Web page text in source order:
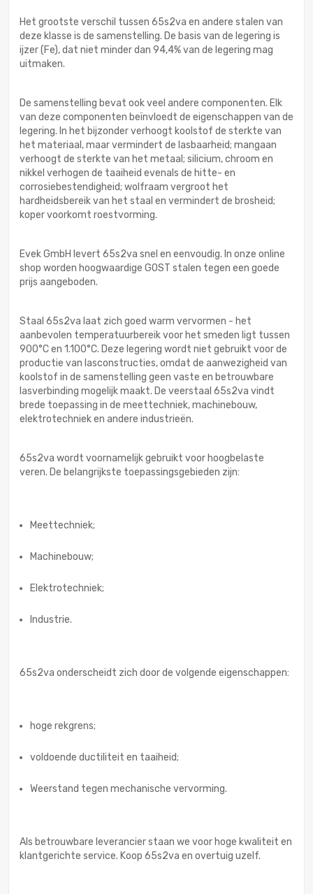
Het grootste verschil tussen 65s2va en andere stalen van
deze klasse is de samenstelling. De basis van de legering is
ijzer (Fe), dat niet minder dan 94,4% van de legering mag
uitmaken.
De samenstelling bevat ook veel andere componenten. Elk
van deze componenten beïnvloedt de eigenschappen van de
legering. In het bijzonder verhoogt koolstof de sterkte van
het materiaal, maar vermindert de lasbaarheid; mangaan
verhoogt de sterkte van het metaal; silicium, chroom en
nikkel verhogen de taaiheid evenals de hitte- en
corrosiebestendigheid; wolfraam vergroot het
hardheidsbereik van het staal en vermindert de brosheid;
koper voorkomt roestvorming.
Evek GmbH levert 65s2va snel en eenvoudig. In onze online
shop worden hoogwaardige GOST stalen tegen een goede
prijs aangeboden.
Staal 65s2va laat zich goed warm vervormen - het
aanbevolen temperatuurbereik voor het smeden ligt tussen
900°C en 1.100°C. Deze legering wordt niet gebruikt voor de
productie van lasconstructies, omdat de aanwezigheid van
koolstof in de samenstelling geen vaste en betrouwbare
lasverbinding mogelijk maakt. De veerstaal 65s2va vindt
brede toepassing in de meettechniek, machinebouw,
elektrotechniek en andere industrieën.
65s2va wordt voornamelijk gebruikt voor hoogbelaste
veren. De belangrijkste toepassingsgebieden zijn:
Meettechniek;
Machinebouw;
Elektrotechniek;
Industrie.
65s2va onderscheidt zich door de volgende eigenschappen:
hoge rekgrens;
voldoende ductiliteit en taaiheid;
Weerstand tegen mechanische vervorming.
Als betrouwbare leverancier staan we voor hoge kwaliteit en
klantgerichte service. Koop 65s2va en overtuig uzelf.